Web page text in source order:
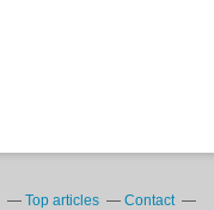
Top articles
Contact